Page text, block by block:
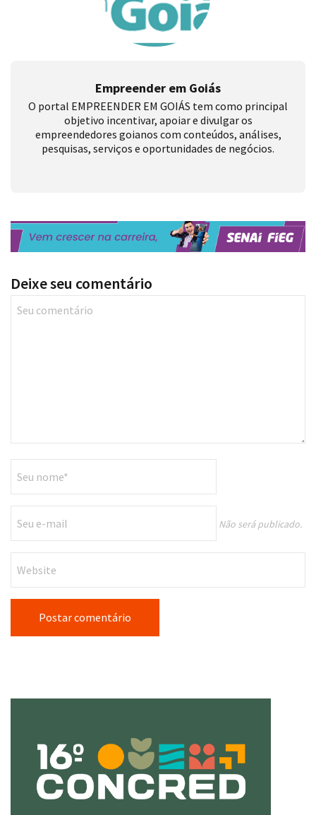
Empreender em Goiás
O portal EMPREENDER EM GOIÁS tem como principal
objetivo incentivar, apoiar e divulgar os
empreendedores goianos com conteúdos, análises,
pesquisas, serviços e oportunidades de negócios.
Deixe seu comentário
Não será publicado.